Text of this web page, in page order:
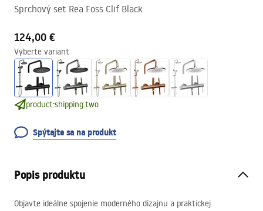
Sprchový set Rea Foss Clif Black
124,00 €
Vyberte variant
product:shipping.two
Spýtajte sa na produkt
Popis produktu
Objavte ideálne spojenie moderného dizajnu a praktickej